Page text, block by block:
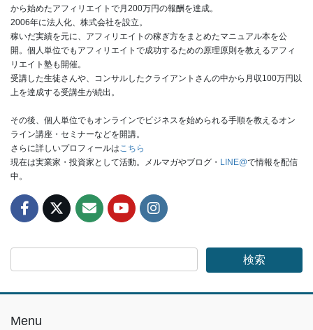
から始めたアフィリエイトで月200万円の報酬を達成。
2006年に法人化、株式会社を設立。
稼いだ実績を元に、アフィリエイトの稼ぎ方をまとめたマニュアル本を公
開。個人単位でもアフィリエイトで成功するための原理原則を教えるアフィ
リエイト塾も開催。
受講した生徒さんや、コンサルしたクライアントさんの中から月収100万円以
上を達成する受講生が続出。
その後、個人単位でもオンラインでビジネスを始められる手順を教えるオン
ライン講座・セミナーなどを開講。
さらに詳しいプロフィールは こちら
現在は実業家・投資家として活動。メルマガやブログ・ LINE@で情報を配信
中。
Menu